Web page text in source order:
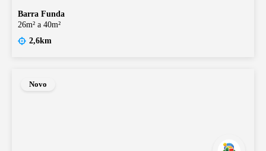
Barra Funda
26m² a 40m²
2,6km
Novo